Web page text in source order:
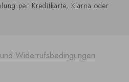
per Kreditkarte, Klarna oder
Widerrufsbedingungen